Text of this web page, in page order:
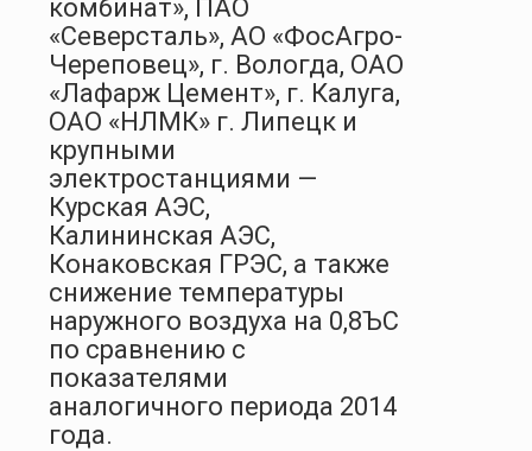
комбинат», ПАО
«Северсталь», АО «ФосАгро-
Череповец», г. Вологда, ОАО
«Лафарж Цемент», г. Калуга,
ОАО «НЛМК» г. Липецк и
крупными
электростанциями —
Курская АЭС,
Калининская АЭС,
Конаковская ГРЭС, а также
снижение температуры
наружного воздуха на 0,8ЪС
по сравнению с
показателями
аналогичного периода 2014
года.